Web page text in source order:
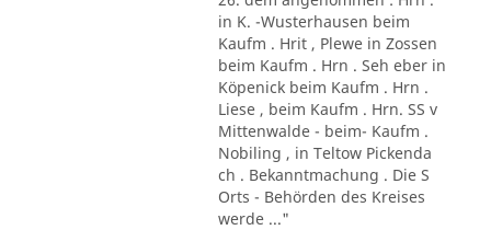
in K. -Wusterhausen beim
Kaufm . Hrit , Plewe in Zossen
beim Kaufm . Hrn . Seh eber in
Köpenick beim Kaufm . Hrn .
Liese , beim Kaufm . Hrn. SS v
Mittenwalde - beim- Kaufm .
Nobiling , in Teltow Pickenda
ch . Bekanntmachung . Die S
Orts - Behörden des Kreises
werde ..."